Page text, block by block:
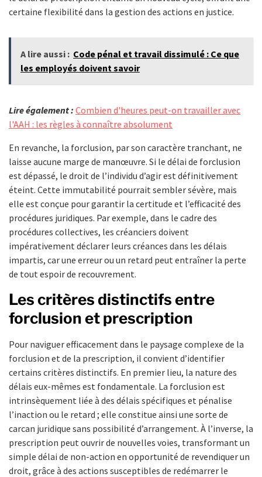
certaine flexibilité dans la gestion des actions en justice.
A lire aussi : Code pénal et travail dissimulé : Ce que
les employés doivent savoir
Lire également : Combien d'heures peut-on travailler avec
l'AAH : les règles à connaître absolument
En revanche, la forclusion, par son caractère tranchant, ne
laisse aucune marge de manœuvre. Si le délai de forclusion
est dépassé, le droit de l’individu d’agir est définitivement
éteint. Cette immutabilité pourrait sembler sévère, mais
elle est conçue pour garantir la certitude et l’efficacité des
procédures juridiques. Par exemple, dans le cadre des
procédures collectives, les créanciers doivent
impérativement déclarer leurs créances dans les délais
impartis, car une erreur ou un retard peut entraîner la perte
de tout espoir de recouvrement.
Les critères distinctifs entre
forclusion et prescription
Pour naviguer efficacement dans le paysage complexe de la
forclusion et de la prescription, il convient d’identifier
certains critères distinctifs. En premier lieu, la nature des
délais eux-mêmes est fondamentale. La forclusion est
intrinsèquement liée à des délais spécifiques et pénalise
l’inaction ou le retard ; elle constitue ainsi une sorte de
carcan juridique sans possibilité d’arrangement. À l’inverse, la
prescription peut ouvrir de nouvelles voies, transformant un
simple délai de non-action en opportunité de revendiquer un
droit, grâce à des actions susceptibles de redémarrer le